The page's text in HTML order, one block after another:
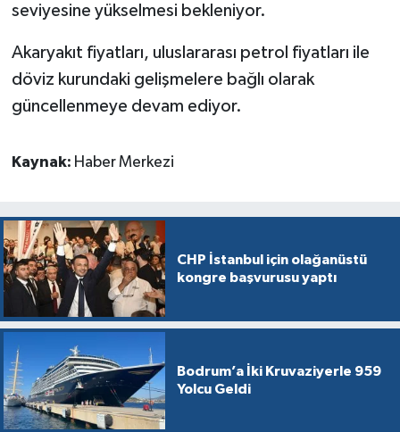
seviyesine yükselmesi bekleniyor.
Akaryakıt fiyatları, uluslararası petrol fiyatları ile
döviz kurundaki gelişmelere bağlı olarak
güncellenmeye devam ediyor.
Kaynak: Haber Merkezi
CHP İstanbul için olağanüstü
kongre başvurusu yaptı
Bodrum’a İki Kruvaziyerle 959
Yolcu Geldi